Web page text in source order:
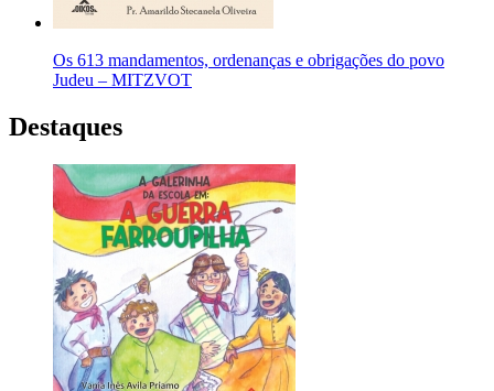
Os 613 mandamentos, ordenanças e obrigações do povo
Judeu – MITZVOT
Destaques